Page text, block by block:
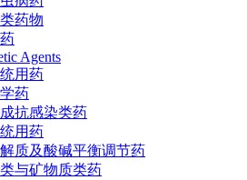
药物
Agents
用药
药
抗感染类药
用药
质及酸碱平衡调节药
与矿物质类药